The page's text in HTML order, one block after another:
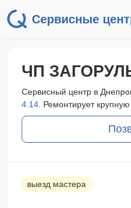
Сервисные
ЧП
Сервисный центр в
4.14 . Ремонтирует
выезд мастера